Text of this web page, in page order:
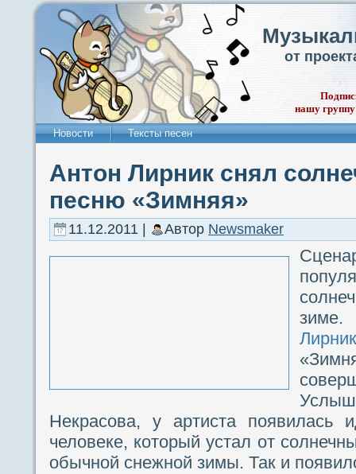
от
нашу
Новости Тексты песен
Антон Лирник снял
песню «Зимняя»
11.12.2011 | Автор Newsmaker
Некрасова, у артиста появилась
человеке, который устал от
обычной снежной зимы. Так и